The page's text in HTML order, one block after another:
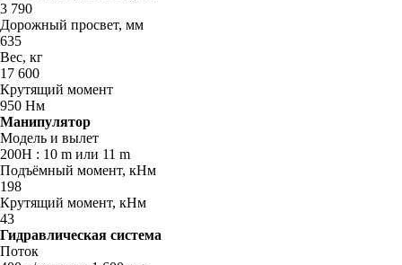
3 790
Дорожный просвет, мм
635
Вес, кг
17 600
Крутящий момент
950 Нм
Манипулятор
Модель и вылет
200H : 10 m или 11 m
Подъёмный момент, кНм
198
Крутящий момент, кНм
43
Гидравлическая система
Поток